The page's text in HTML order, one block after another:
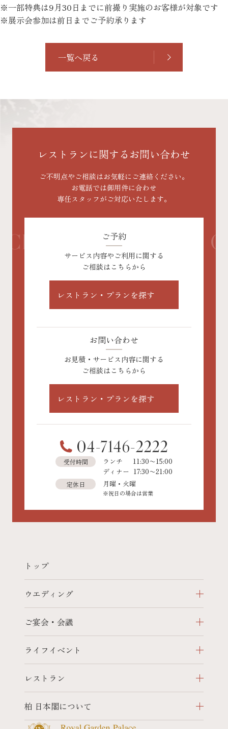
※一部特典は9月30日までに前撮り実施のお客様が対象です
※展示会参加は前日までご予約承ります
一覧へ戻る
GET IN TOUCH.
レストランに関する お問い合わせ
ご不明点やご相談はお気軽にご連絡ください。
お電話では御用件に合わせ
専任スタッフがご対応いたします。
ご予約
サービス内容や ご利用に関する
ご相談はこちらから
お問い合わせ
お見積・サービス内容に関する
ご相談はこちらから
04-7146-2222
受付時間 ランチ
11:30〜15:00
ディナー 17:30〜21:00
定休日 月曜・火曜
※祝日の場合は営業
トップ
ウエディング
ご宴会・会議
ライフイベント
レストラン
柏 日本閣について